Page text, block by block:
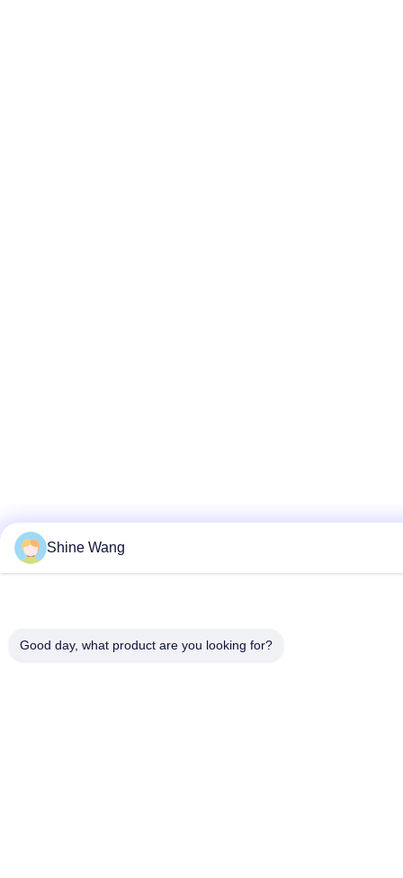
Shine Wang
Good day, what product are you looking for?